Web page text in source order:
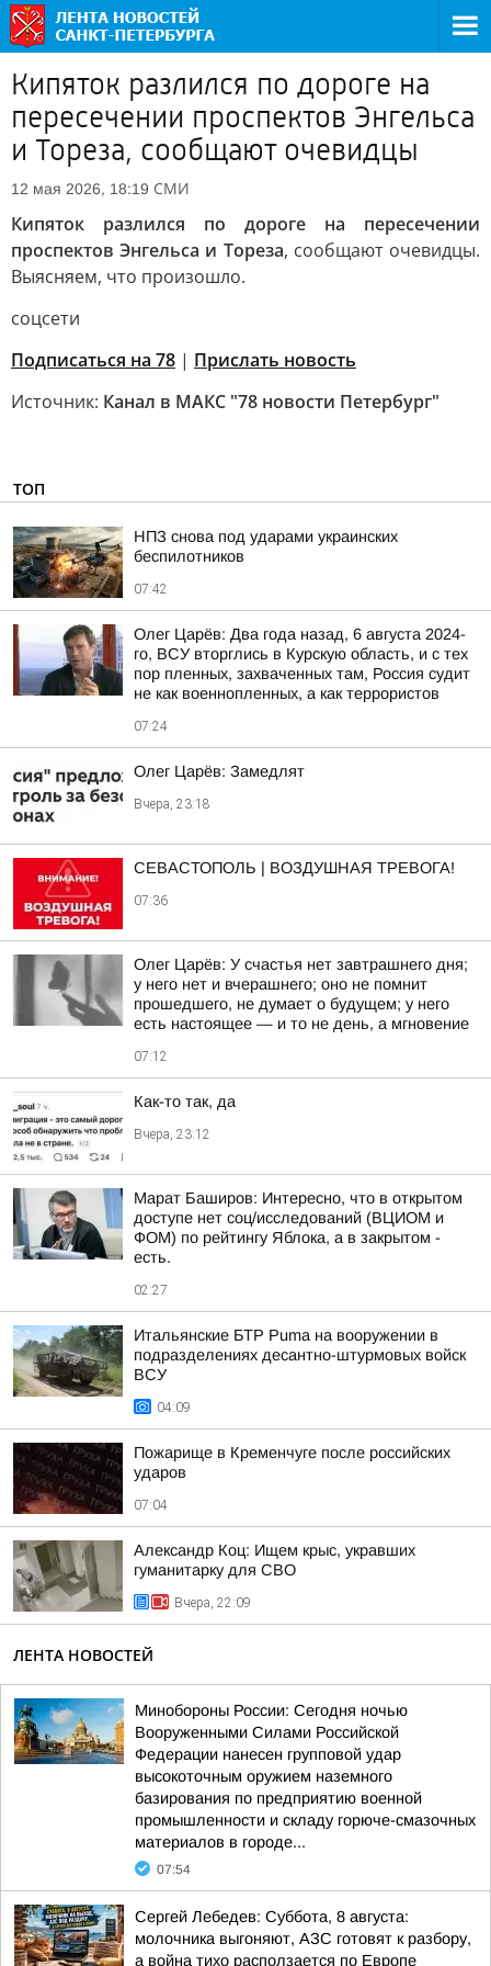
Кипяток разлился по дороге на
пересечении проспектов Энгельса
и Тореза, сообщают очевидцы
12 мая 2026, 18:19 СМИ
Кипяток разлился по дороге на пересечении
проспектов Энгельса и Тореза, сообщают очевидцы.
Выясняем, что произошло.
соцсети
Подписаться на 78 | Прислать новость
Источник: Канал в МАКС "78 новости Петербург"
ТОП
НПЗ снова под ударами украинских
беспилотников
07:42
Олег Царёв: Два года назад, 6 августа 2024-
го, ВСУ вторглись в Курскую область, и с тех
пор пленных, захваченных там, Россия судит
не как военнопленных, а как террористов
07:24
Олег Царёв: Замедлят
Вчера, 23:18
СЕВАСТОПОЛЬ | ВОЗДУШНАЯ ТРЕВОГА!
07:36
Олег Царёв: У счастья нет завтрашнего дня;
у него нет и вчерашнего; оно не помнит
прошедшего, не думает о будущем; у него
есть настоящее — и то не день, а мгновение
07:12
Как-то так, да
Вчера, 23:12
Марат Баширов: Интересно, что в открытом
доступе нет соц/исследований (ВЦИОМ и
ФОМ) по рейтингу Яблока, а в закрытом -
есть.
02:27
Итальянские БТР Puma на вооружении в
подразделениях десантно-штурмовых войск
ВСУ
04:09
Пожарище в Кременчуге после российских
ударов
07:04
Александр Коц: Ищем крыс, укравших
гуманитарку для СВО
Вчера, 22:09
ЛЕНТА НОВОСТЕЙ
Минобороны России: Сегодня ночью
Вооруженными Силами Российской
Федерации нанесен групповой удар
высокоточным оружием наземного
базирования по предприятию военной
промышленности и складу горюче-смазочных
материалов в городе...
07:54
Сергей Лебедев: Суббота, 8 августа:
молочника выгоняют, АЗС готовят к разбору,
а война тихо расползается по Европе